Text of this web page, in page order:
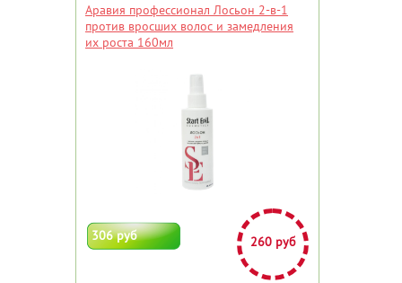
Аравия профессионал Лосьон 2-в-1
против вросших волос и замедления
их роста 160мл
306 руб 260 руб